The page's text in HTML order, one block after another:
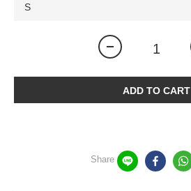
ADD TO CART
Share